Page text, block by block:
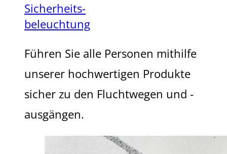
Sicherheits-
beleuchtung
Führen Sie alle Personen mithilfe
unserer hochwertigen Produkte
sicher zu den Fluchtwegen und -
ausgängen.